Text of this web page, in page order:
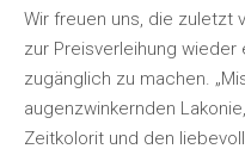
Wir freuen uns, die zuletzt
zur Preisverleihung
zugänglich zu machen.
augenzwinkernden
Zeitkolorit und den